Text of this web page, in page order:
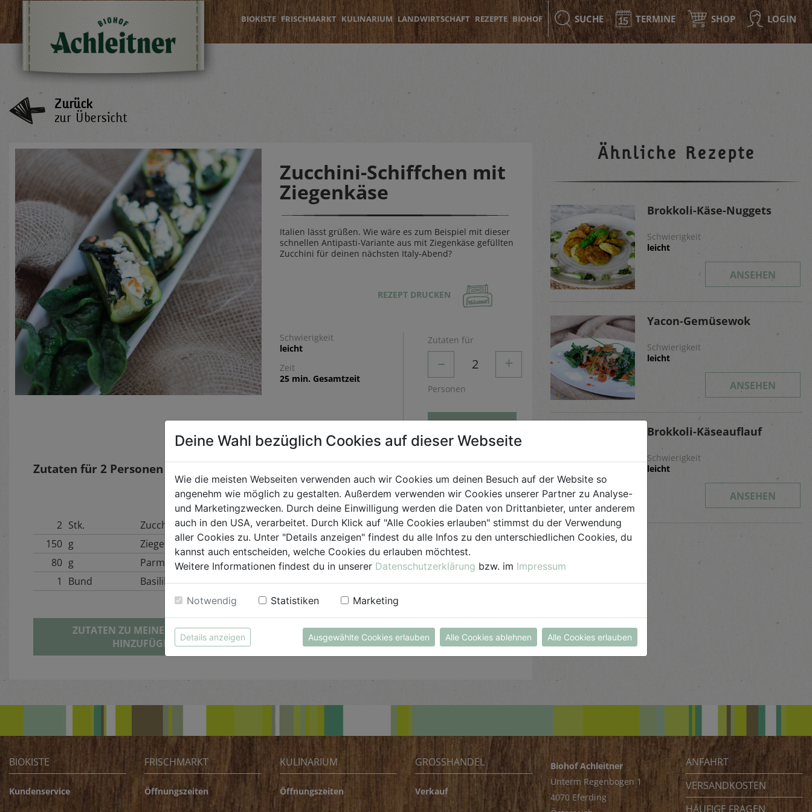
BIOKISTE FRISCHMARKT KULINARIUM LANDWIRTSCHAFT REZEPTE BIOHOF SUCHE TERMINE SHOP LOGIN
Zurück
zur Übersicht
Zucchini-Schiffchen mit
Ziegenkäse
Italien lässt grüßen. Wie wäre es zum Beispiel mit dieser
schnellen Antipasti-Variante aus mit Ziegenkäse gefüllten
Zucchini für deinen nächsten Italy-Abend?
REZEPT DRUCKEN
Schwierigkeit
leicht
Zeit
25 min. Gesamtzeit
Zutaten für
– 2 +
Personen
Zutaten für 2 Personen
2 Stk.
Zucchini
150 g
Ziegenkäse
80 g
Parmesan
1
Bund Basilikum
ZUTATEN ZU MEINER BIOKISTE
HINZUFÜGEN
Zucchini waschen und trocken tupfen. In der Mitte
teilen, den Stunk entfernen und jeweils beide Teile
nochmals zu insgesamt vier einzelnen
"Schiffchen" schneiden. Ziegenkäse in 1 cm dicke
Scheiben schneiden und in die Aushöhlung legen.
Mit frisch geriebenem Parmesan bestreuen und
den Basilikumblättern garnieren und warm
servieren.
Ähnliche Rezepte
Brokkoli-Käse-Nuggets
Schwierigkeit
leicht
ANSEHEN
Yacon-Gemüsewok
Schwierigkeit
leicht
ANSEHEN
Brokkoli-Käseauflauf
Schwierigkeit
leicht
ANSEHEN
BIOKISTE
Kundenservice
FRISCHMARKT
Öffnungszeiten
KULINARIUM
Öffnungszeiten
GROSSHANDEL
Verkauf
Biohof Achleitner
Unterm Regenbogen 1
4070 Eferding
ANFAHRT
VERSANDKOSTEN
HÄUFIGE FRAGEN
Deine Wahl bezüglich Cookies auf dieser Webseite
Wie die meisten Webseiten verwenden auch wir Cookies um deinen Besuch auf der Website so
angenehm wie möglich zu gestalten. Außerdem verwenden wir Cookies unserer Partner zu Analyse-
und Marketingzwecken. Durch deine Einwilligung werden die Daten von Drittanbieter, unter anderem
auch in den USA, verarbeitet. Durch Klick auf "Alle Cookies erlauben" stimmst du der Verwendung
aller Cookies zu. Unter "Details anzeigen" findest du alle Infos zu den unterschiedlichen Cookies, du
kannst auch entscheiden, welche Cookies du erlauben möchtest.
Weitere Informationen findest du in unserer Datenschutzerklärung bzw. im Impressum
Notwendig Statistiken Marketing
Details anzeigen Ausgewählte Cookies erlauben Alle Cookies ablehnen Alle Cookies erlauben